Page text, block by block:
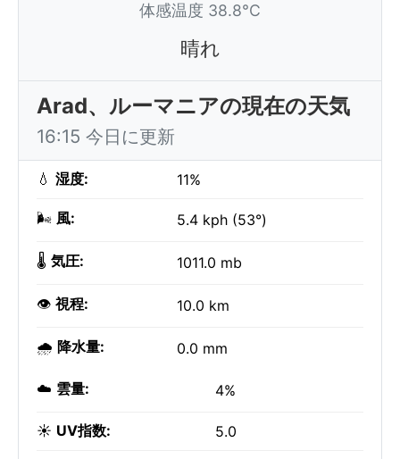
体感温度 38.8°C
晴れ
Arad、ルーマニアの現在の天気
16:15 今日に更新
💧 湿度: 11%
🌬️ 風: 5.4 kph (53°)
🌡️ 気圧: 1011.0 mb
👁️ 視程: 10.0 km
🌧️ 降水量: 0.0 mm
☁️ 雲量: 4%
☀️ UV指数: 5.0